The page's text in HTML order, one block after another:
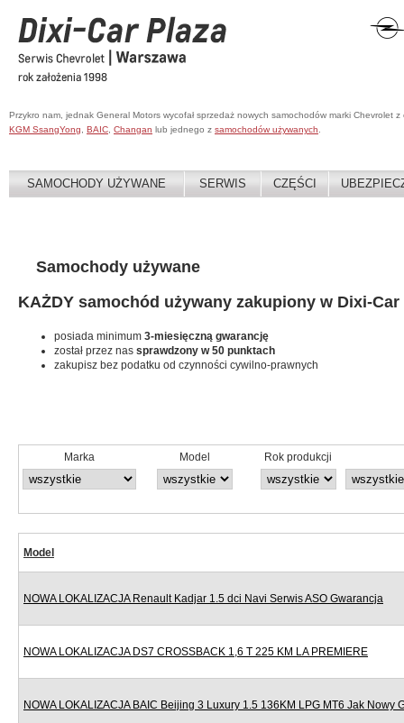
Przykro nam, jednak General Motors wycofał sprzedaż nowych samochodów marki Chevrolet
KGM SsangYong
BAIC Changan lub jednego z samochodów używanych
SAMOCHODY UŻYWANE SERWIS CZĘŚCI
Samochody używane
KAŻDY samochód używany zakupiony w Dixi-Car
posiada minimum 3-miesięczną gwarancję
został przez nas sprawdzony w 50 punktach
zakupisz bez podatku od czynności cywilno-prawnych
Marka Model Rok produkcji
Model
NOWA LOKALIZACJA Renault Kadjar 1.5 dci Navi Serwis ASO Gwarancja
NOWA LOKALIZACJA DS7 CROSSBACK 1,6 T 225 KM LA PREMIERE
NOWA LOKALIZACJA BAIC Beijing 3 Luxury 1.5 136KM LPG MT6 Jak Nowy